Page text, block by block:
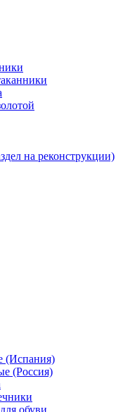
на реконструкции)
(Испания)
(Россия)